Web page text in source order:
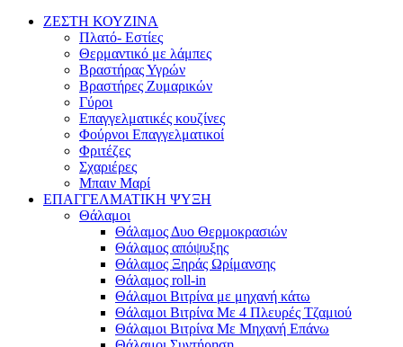
ΖΕΣΤΗ ΚΟΥΖΙΝΑ
Πλατό- Εστίες
Θερμαντικό με λάμπες
Βραστήρας Υγρών
Βραστήρες Ζυμαρικών
Γύροι
Επαγγελματικές κουζίνες
Φούρνοι Επαγγελματικοί
Φριτέζες
Σχαριέρες
Μπαιν Μαρί
ΕΠΑΓΓΕΛΜΑΤΙΚΗ ΨΥΞΗ
Θάλαμοι
Θάλαμος Δυο Θερμοκρασιών
Θάλαμος απόψυξης
Θάλαμος Ξηράς Ωρίμανσης
Θάλαμος roll-in
Θάλαμοι Βιτρίνα με μηχανή κάτω
Θάλαμοι Βιτρίνα Με 4 Πλευρές Τζαμιού
Θάλαμοι Βιτρίνα Με Μηχανή Επάνω